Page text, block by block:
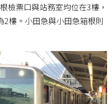
檢票口與站務室均位在3樓，
樓。小田急與小田急箱根則